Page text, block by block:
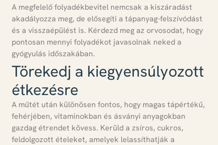
A megfelelő folyadékbevitel nemcsak a kiszáradást
akadályozza meg, de elősegíti a tápanyag-felszívódást
és a visszaépülést is. Kérdezd meg az orvosodat, hogy
pontosan mennyi folyadékot javasolnak neked a
gyógyulás időszakában.
Törekedj a kiegyensúlyozott
étkezésre
A műtét után különösen fontos, hogy magas tápértékű,
fehérjében, vitaminokban és ásványi anyagokban
gazdag étrendet kövess. Kerüld a zsíros, cukros,
feldolgozott ételeket, amelyek lelassíthatják a